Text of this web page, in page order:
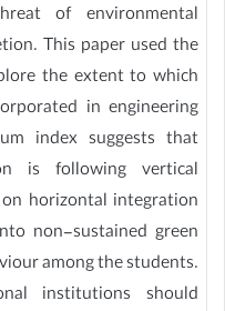
of environmental
This paper used the
the extent to which
in engineering
index suggests that
is following vertical
horizontal integration
non-sustained green
among the students.
institutions should